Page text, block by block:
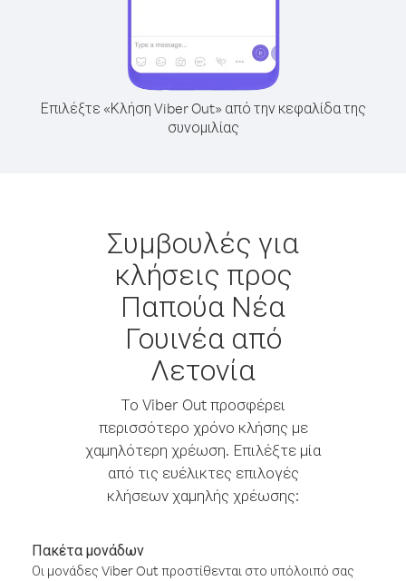
Επιλέξτε «Κλήση Viber Out» από την κεφαλίδα της
συνομιλίας
Συμβουλές για
κλήσεις προς
Παπούα Νέα
Γουινέα από
Λετονία
Το Viber Out προσφέρει
περισσότερο χρόνο κλήσης με
χαμηλότερη χρέωση. Επιλέξτε μία
από τις ευέλικτες επιλογές
κλήσεων χαμηλής χρέωσης:
Πακέτα μονάδων
Οι μονάδες Viber Out προστίθενται στο υπόλοιπό σας